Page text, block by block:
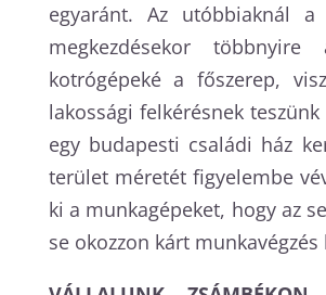
egyaránt. Az utóbbiaknál a
megkezdésekor
kotrógépeké a főszerep,
lakossági felkérésnek
egy budapesti családi ház
terület méretét figyelembe
ki a munkagépeket, hogy az
se okozzon kárt munkavégzés